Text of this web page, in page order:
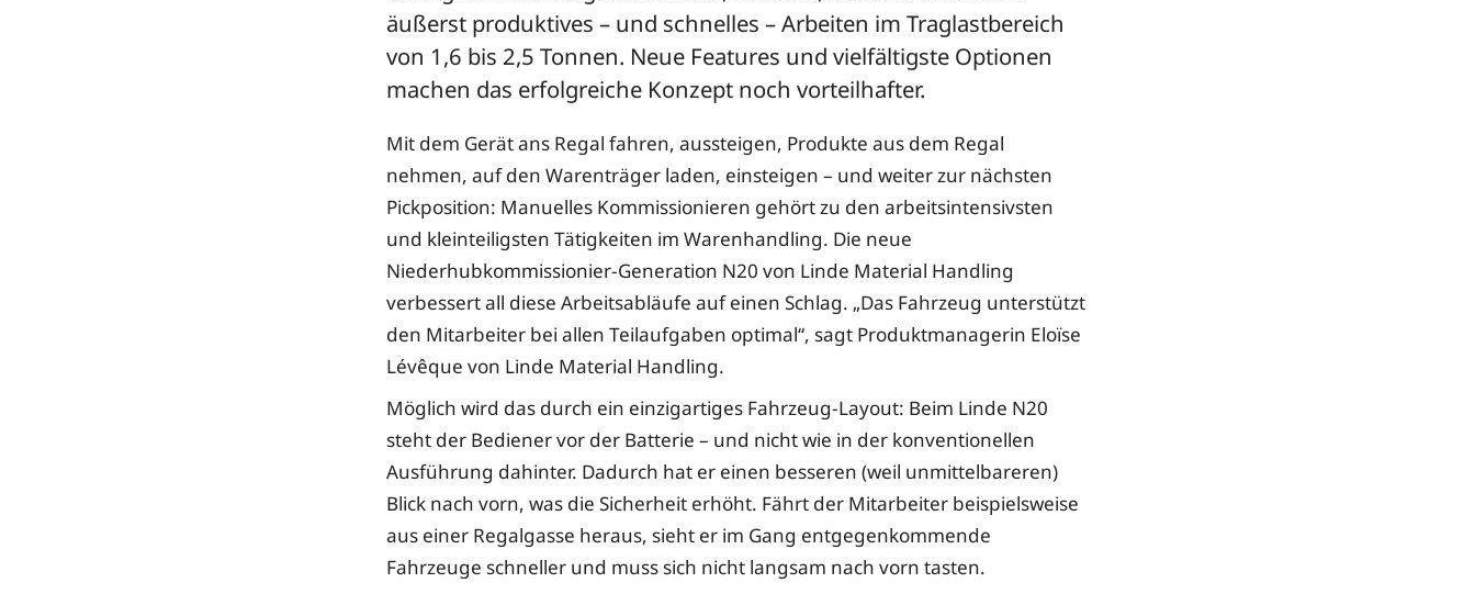
äußerst produktives – und schnelles – Arbeiten im Traglastbereich
von 1,6 bis 2,5 Tonnen. Neue Features und vielfältigste Optionen
machen das erfolgreiche Konzept noch vorteilhafter.
Mit dem Gerät ans Regal fahren, aussteigen, Produkte aus dem Regal
nehmen, auf den Warenträger laden, einsteigen – und weiter zur nächsten
Pickposition: Manuelles Kommissionieren gehört zu den arbeitsintensivsten
und kleinteiligsten Tätigkeiten im Warenhandling. Die neue
Niederhubkommissionier-Generation N20 von Linde Material Handling
verbessert all diese Arbeitsabläufe auf einen Schlag. „Das Fahrzeug unterstützt
den Mitarbeiter bei allen Teilaufgaben optimal“, sagt Produktmanagerin Eloïse
Lévêque von Linde Material Handling.
Möglich wird das durch ein einzigartiges Fahrzeug-Layout: Beim Linde N20
steht der Bediener vor der Batterie – und nicht wie in der konventionellen
Ausführung dahinter. Dadurch hat er einen besseren (weil unmittelbareren)
Blick nach vorn, was die Sicherheit erhöht. Fährt der Mitarbeiter beispielsweise
aus einer Regalgasse heraus, sieht er im Gang entgegenkommende
Fahrzeuge schneller und muss sich nicht langsam nach vorn tasten.